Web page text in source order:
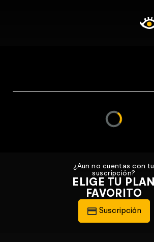
¿Aun no cuentas con tu
suscripción?
ELIGE TU PLAN
FAVORITO
Suscripción